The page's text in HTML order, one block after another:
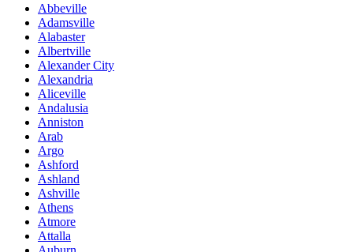
Abbeville
Adamsville
Alabaster
Albertville
Alexander City
Alexandria
Aliceville
Andalusia
Anniston
Arab
Argo
Ashford
Ashland
Ashville
Athens
Atmore
Attalla